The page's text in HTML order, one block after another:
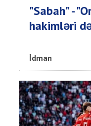
"Sabah" -
hakimləri
İdman